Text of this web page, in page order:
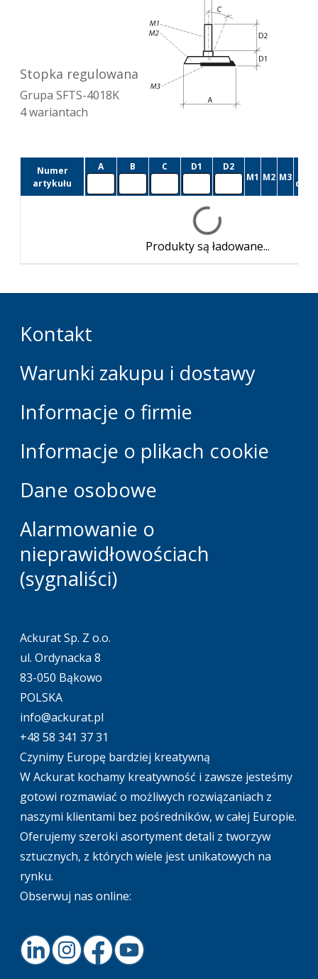
Stopka regulowana
Grupa SFTS-4018K
4wariantach
Numer
artykułu
A B C D1
D2
M1 M2 M3
Produkty są ładowane...
Kontakt
Warunki zakupu i dostawy
Informacje o firmie
Informacje o plikach cookie
Dane osobowe
Alarmowanie o
nieprawidłowościach
(sygnaliści)
Ackurat Sp. Z o.o.
ul. Ordynacka 8
83-050 Bąkowo
POLSKA
info@ackurat.pl
+48 58 341 37 31
Czynimy Europę bardziej kreatywną
W Ackurat kochamy kreatywność i zawsze jesteśmy
gotowi rozmawiać o możliwych rozwiązaniach z
naszymi klientami bez pośredników, w całej Europie.
Oferujemy szeroki asortyment detali z tworzyw
sztucznych, z których wiele jest unikatowych na
rynku.
Obserwuj nas online:
LinkedInInstagramFacebookYoutube